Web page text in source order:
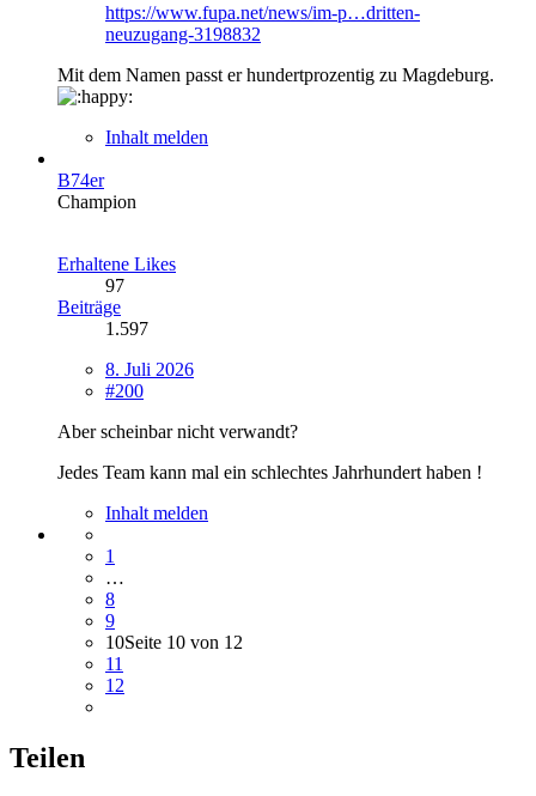
https://www.fupa.net/news/im-p…dritten-
neuzugang-3198832
Mit dem Namen passt er hundertprozentig zu Magdeburg.
Inhalt melden
B74er
Champion
Erhaltene Likes
97
Beiträge
1.597
8. Juli 2026
#200
Aber scheinbar nicht verwandt?
Jedes Team kann mal ein schlechtes Jahrhundert haben !
Inhalt melden
1
…
8
9
10Seite 10 von 12
11
12
Teilen